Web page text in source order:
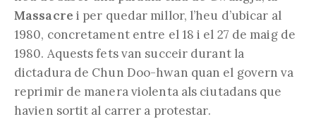
Massacre i per quedar millor, l’heu d’ubicar al
1980, concretament entre el 18 i el 27 de maig de
1980. Aquests fets van succeir durant la
dictadura de Chun Doo-hwan quan el govern va
reprimir de manera violenta als ciutadans que
havien sortit al carrer a protestar.